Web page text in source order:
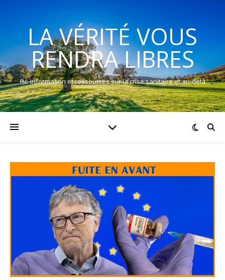
LA VÉRITÉ VOUS
RENDRA LIBRES
Ré-information et ressources sur la crise sanitaire et au-delà